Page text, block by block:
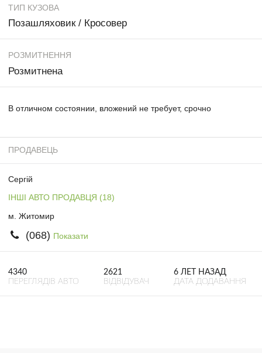
ТИП КУЗОВА
Позашляховик / Кросовер
РОЗМИТНЕННЯ
Розмитнена
В отличном состоянии, вложений не требует, срочно
ПРОДАВЕЦЬ
Сергій
ІНШІ АВТО ПРОДАВЦЯ (18)
м. Житомир
(068) Показати
4340
ПЕРЕГЛЯДІВ АВТО
2621
ВІДВІДУВАЧ
6 ЛЕТ НАЗАД
ДАТА ДОДАВАННЯ